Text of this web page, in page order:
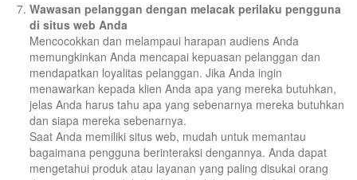
Wawasan pelanggan dengan melacak perilaku pengguna
di situs web Anda
Mencocokkan dan melampaui harapan audiens Anda
memungkinkan Anda mencapai kepuasan pelanggan dan
mendapatkan loyalitas pelanggan. Jika Anda ingin
menawarkan kepada klien Anda apa yang mereka butuhkan,
jelas Anda harus tahu apa yang sebenarnya mereka butuhkan
dan siapa mereka sebenarnya.
Saat Anda memiliki situs web, mudah untuk memantau
bagaimana pengguna berinteraksi dengannya. Anda dapat
mengetahui produk atau layanan yang paling disukai orang